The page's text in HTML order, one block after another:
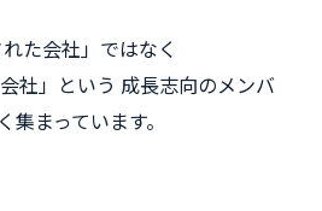
れた会社」ではなく
社」という 成長志向のメンバ
集まっています。